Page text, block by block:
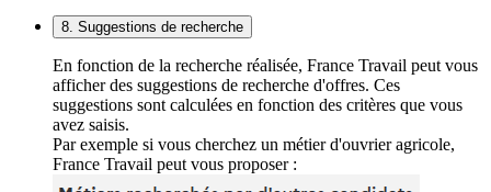
8. Suggestions de recherche
En fonction de la recherche réalisée, France Travail peut vous
afficher des suggestions de recherche d'offres. Ces
suggestions sont calculées en fonction des critères que vous
avez saisis.
Par exemple si vous cherchez un métier d'ouvrier agricole,
France Travail peut vous proposer :